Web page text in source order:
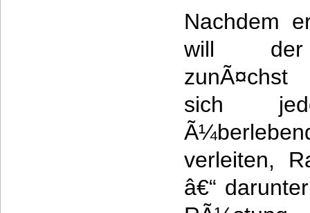
Nachdem
will der
sich
verleiten,
â€“